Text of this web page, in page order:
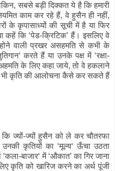
सबसे बड़ी दिक्कत ये है कि हमारी
काम कर रहे हैं, वे हुसैन ही नहीं,
के कृपासाध्यों की सूची में है या फिर
कहें कि ‘पेड-क्रिटिक’ हैं। इसलिए वे
वाली प्रखर असहमति से कभी के
करते हैं या उनके पक्ष में ‘रक्षा-
के लिए कहा जाये, तो वे हकलाने
कृति की आलोचना कैसे कर सकते हैं
कि ज्यों-ज्यों हुसैन को ले कर चौतरफा
उनकी कृतियों का ‘मूल्य‘ ऊँचा उठता
बाजार‘ में ‘औकात’ का गिर जाना
कृति को खारिज करने का अर्थ पूंजी